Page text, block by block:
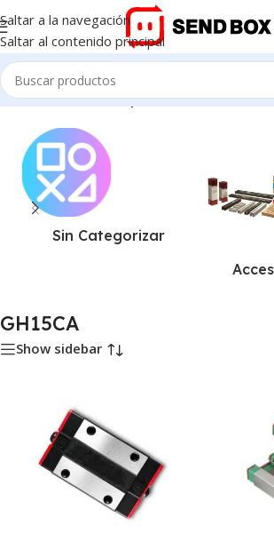
Saltar a la navegación
Saltar al contenido principal
Inicio/Productos etiquetados “GH15CA”
Sin Categorizar
GH15CA
Show sidebar